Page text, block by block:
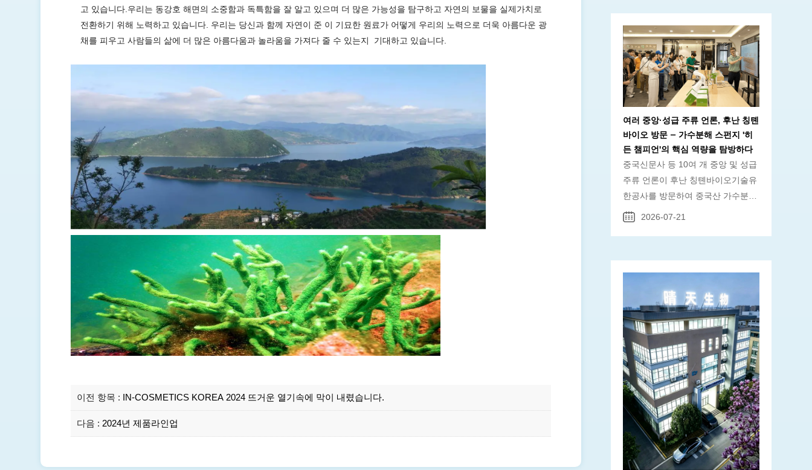
고 있습니다.우리는 동강호 해면의 소중함과 독특함을 잘 알고 있으며 더 많은 가능성을 탐구하고 자연의 보물을 실제가치로
전환하기 위해 노력하고 있습니다. 우리는 당신과 함께 자연이 준 이 기묘한 원료가 어떻게 우리의 노력으로 더욱 아름다운 광
채를 피우고 사람들의 삶에 더 많은 아름다움과 놀라움을 가져다 줄 수 있는지 기대하고 있습니다.
이전 항목 : IN-COSMETICS KOREA 2024 뜨거운 열기속에 막이 내렸습니다.
다음 :2024년 제품라인업
여러 중앙·성급 주류 언론, 후난 칭톈
바이오 방문 — 가수분해 스펀지 '히
든 챔피언'의 핵심 역량을 탐방하다
중국신문사 등 10여 개 중앙 및 성급
주류 언론이 후난 칭톈바이오기술유
한공사를 방문하여 중국산 가수분해
스펀지(스펀지 마이크로니들) 원천
2026-07-21